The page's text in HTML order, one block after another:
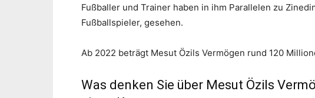
Fußballer und Trainer haben in ihm Parallelen zu
Fußballspieler, gesehen.
Ab 2022 beträgt Mesut Özils Vermögen rund 120
Was denken Sie über Mesut Özils